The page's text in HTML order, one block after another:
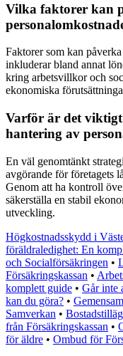
Vilka faktorer kan
Faktorer som kan
inkluderar bland annat
kring arbetsvillkor och
ekonomiska
Varför är det
hantering av
En väl genomtänkt
avgörande för företagets
Genom att ha kontroll
säkerställa en stabil
utveckling.
Högkostnadsskydd i
föräldraledighet: En
och Socialförsäkringen •
Försäkringskassan •
komplett guide • Går inte
kan du göra? •
Samverkan •
från Försäkringskassan •
för äldre • Ombud för